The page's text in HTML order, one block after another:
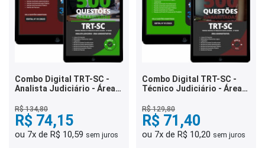
Combo Digital TRT-SC -
Analista Judiciário - Área
R$ 134,80
R$ 74,15
ou 7x de R$ 10,59 sem juros
Combo Digital TRT-SC -
Técnico Judiciário - Área
R$ 129,80
R$ 71,40
ou 7x de R$ 10,20 sem juros